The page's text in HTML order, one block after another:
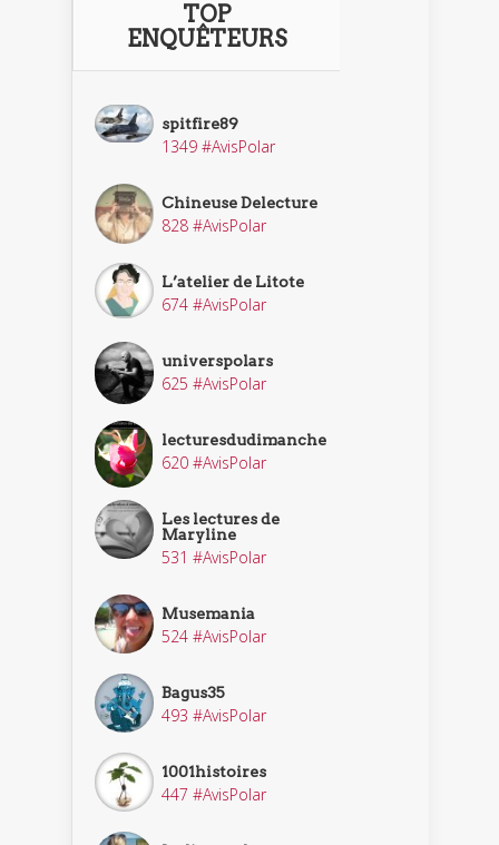
TOP
ENQUÊTEURS
spitfire89
1349 #AvisPolar
Chineuse Delecture
828 #AvisPolar
L’atelier de Litote
674 #AvisPolar
universpolars
625 #AvisPolar
lecturesdudimanche
620 #AvisPolar
Les lectures de
Maryline
531 #AvisPolar
Musemania
524 #AvisPolar
Bagus35
493 #AvisPolar
1001histoires
447 #AvisPolar